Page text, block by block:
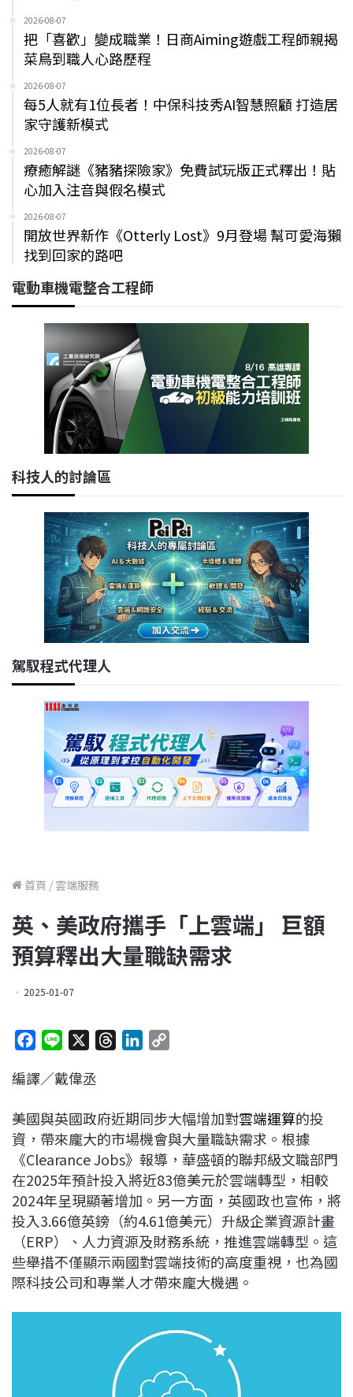
2026-08-07
把「喜歡」變成職業！日商Aiming遊戲工程師親揭
菜鳥到職人心路歷程
2026-08-07
每5人就有1位長者！中保科技秀AI智慧照顧 打造居
家守護新模式
2026-08-07
療癒解謎《豬豬探險家》免費試玩版正式釋出！貼
心加入注音與假名模式
2026-08-07
開放世界新作《Otterly Lost》9月登場 幫可愛海獺
找到回家的路吧
電動車機電整合工程師
科技人的討論區
駕馭程式代理人